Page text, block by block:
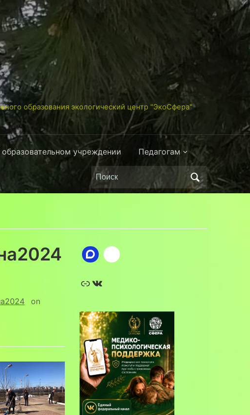
образования экологический центр "ЭкоСфера"
учреждении Педагогам
Поиск
по:
on
Ссылка